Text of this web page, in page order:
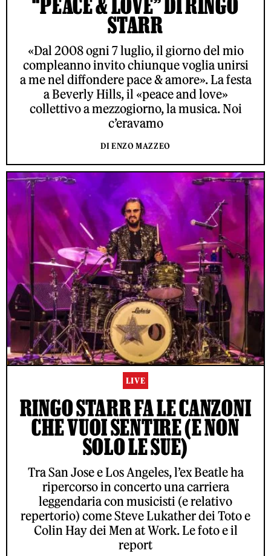
“PEACE & LOVE” DI RINGO
STARR
«Dal 2008 ogni 7 luglio, il giorno del mio
compleanno invito chiunque voglia unirsi
a me nel diffondere pace & amore». La festa
a Beverly Hills, il «peace and love»
collettivo a mezzogiorno, la musica. Noi
c’eravamo
DI ENZO MAZZEO
LIVE
RINGO STARR FA LE CANZONI
CHE VUOI SENTIRE (E NON
SOLO LE SUE)
Tra San Jose e Los Angeles, l’ex Beatle ha
ripercorso in concerto una carriera
leggendaria con musicisti (e relativo
repertorio) come Steve Lukather dei Toto e
Colin Hay dei Men at Work. Le foto e il
report